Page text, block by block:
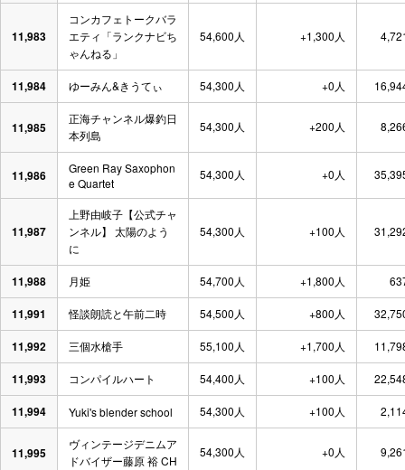
11,983
コンカフェトークバラ
エティ「ランクナビち
ゃんねる」
54,600人 +1,300人
11,984 ゆーみん&きうてぃ 54,300人 +0人
11,985
正海チャンネル爆釣日
本列島
54,300人 +200人
11,986
Green Ray Saxophon
e Quartet
54,300人 +0人
11,987
上野由岐子【公式チャ
ンネル】 太陽のよう
に
54,300人 +100人
11,988 月姫 54,700人 +1,800人
11,991 怪談朗読と午前二時 54,500人 +800人
11,992 三個水槍手 55,100人 +1,700人
11,993 コンパイルハート 54,400人 +100人
11,994 Yuki's blender school 54,300人 +100人
11,995
ヴィンテージデニムア
ドバイザー藤原 裕 CH
54,300人 +0人